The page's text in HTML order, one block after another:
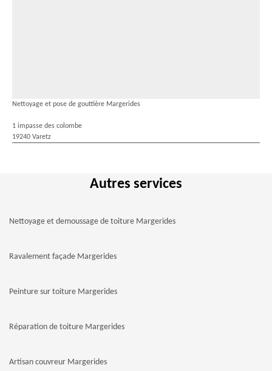
Nettoyage et pose de gouttière Margerides
1 impasse des colombe
19240 Varetz
Autres services
Nettoyage et demoussage de toiture Margerides
Ravalement façade Margerides
Peinture sur toiture Margerides
Réparation de toiture Margerides
Artisan couvreur Margerides